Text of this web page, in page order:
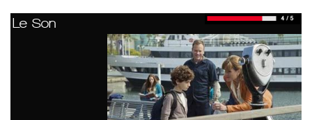
Le Son